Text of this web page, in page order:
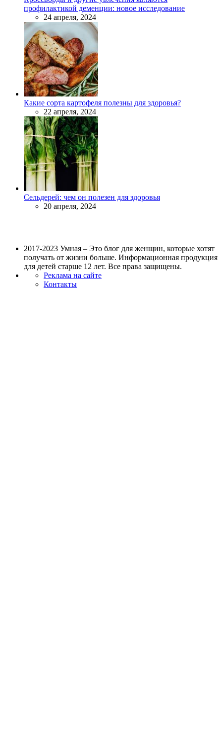
профилактикой деменции: новое исследование
24 апреля, 2024
Какие сорта картофеля полезны для здоровья?
22 апреля, 2024
Сельдерей: чем он полезен для здоровья
20 апреля, 2024
2017-2023 Умная – Это блог для женщин, которые хотят
получать от жизни больше. Информационная продукция
для детей старше 12 лет. Все права защищены.
Реклама на сайте
Контакты